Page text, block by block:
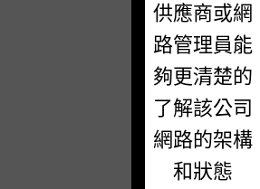
供應商或網
路管理員能
夠更清楚的
了解該公司
網路的架構
和狀態